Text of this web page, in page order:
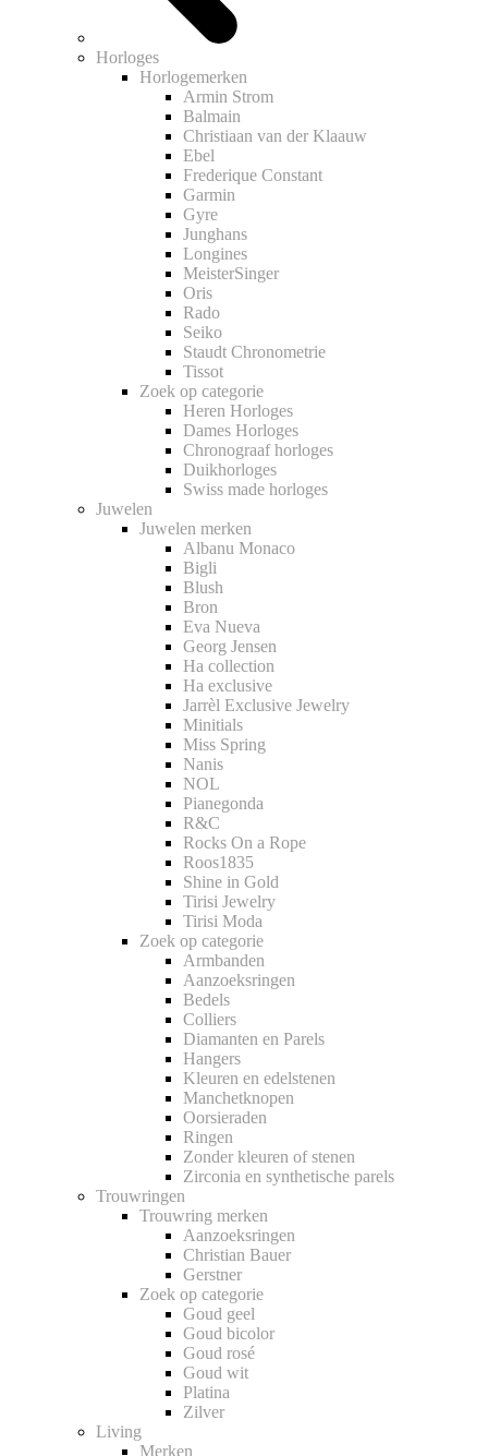
Horloges
Horlogemerken
Armin Strom
Balmain
Christiaan van der Klaauw
Ebel
Frederique Constant
Garmin
Gyre
Junghans
Longines
MeisterSinger
Oris
Rado
Seiko
Staudt Chronometrie
Tissot
Zoek op categorie
Heren Horloges
Dames Horloges
Chronograaf horloges
Duikhorloges
Swiss made horloges
Juwelen
Juwelen merken
Albanu Monaco
Bigli
Blush
Bron
Eva Nueva
Georg Jensen
Ha collection
Ha exclusive
Jarrèl Exclusive Jewelry
Minitials
Miss Spring
Nanis
NOL
Pianegonda
R&C
Rocks On a Rope
Roos1835
Shine in Gold
Tirisi Jewelry
Tirisi Moda
Zoek op categorie
Armbanden
Aanzoeksringen
Bedels
Colliers
Diamanten en Parels
Hangers
Kleuren en edelstenen
Manchetknopen
Oorsieraden
Ringen
Zonder kleuren of stenen
Zirconia en synthetische parels
Trouwringen
Trouwring merken
Aanzoeksringen
Christian Bauer
Gerstner
Zoek op categorie
Goud geel
Goud bicolor
Goud rosé
Goud wit
Platina
Zilver
Living
Merken